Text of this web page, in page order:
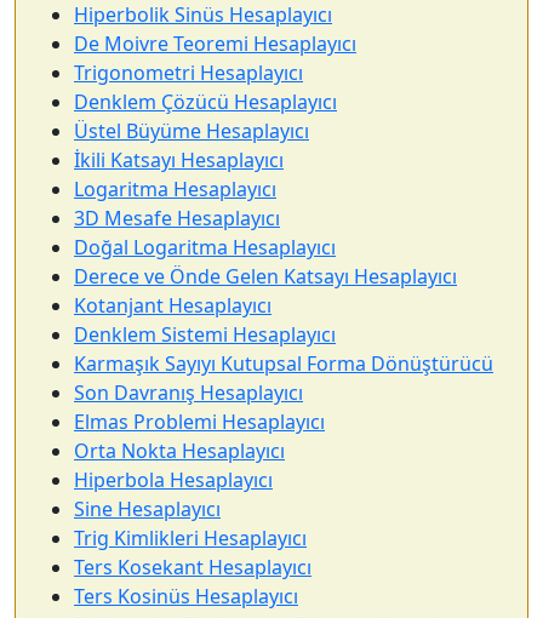
Hiperbolik Sinüs Hesaplayıcı
De Moivre Teoremi Hesaplayıcı
Trigonometri Hesaplayıcı
Denklem Çözücü Hesaplayıcı
Üstel Büyüme Hesaplayıcı
İkili Katsayı Hesaplayıcı
Logaritma Hesaplayıcı
3D Mesafe Hesaplayıcı
Doğal Logaritma Hesaplayıcı
Derece ve Önde Gelen Katsayı Hesaplayıcı
Kotanjant Hesaplayıcı
Denklem Sistemi Hesaplayıcı
Karmaşık Sayıyı Kutupsal Forma Dönüştürücü
Son Davranış Hesaplayıcı
Elmas Problemi Hesaplayıcı
Orta Nokta Hesaplayıcı
Hiperbola Hesaplayıcı
Sine Hesaplayıcı
Trig Kimlikleri Hesaplayıcı
Ters Kosekant Hesaplayıcı
Ters Kosinüs Hesaplayıcı